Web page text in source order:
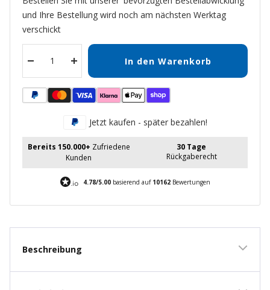
und Ihre Bestellung wird noch am nächsten Werktag
verschickt
Menge
verringern
Menge
erhöhen
In den Warenkorb
Jetzt kaufen - später bezahlen!
Bereits 150.000+ Zufriedene
Kunden
30 Tage
Rückgaberecht
4.78/5.00basierend auf 10162Bewertungen
Beschreibung